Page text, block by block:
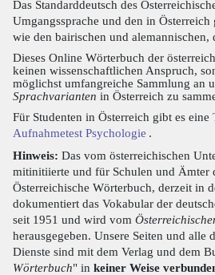
Das Standarddeutsch des
Umgangssprache und den in
wie den bairischen und alemannischen,
Dieses Online Wörterbuch der
keinen wissenschaftlichen Anspruch,
möglichst umfangreiche Sammlung an
Sprachvarianten in Österreich zu
Für Studenten in Österreich gibt es eine
Aufnahmetest Psychologie .
Hinweis: Das vom österreichischen
mitinitiierte und für Schulen und Ämter
Österreichische Wörterbuch, derzeit in
dokumentiert das Vokabular der
seit 1951 und wird vom
herausgegeben. Unsere Seiten und alle
Dienste sind mit dem Verlag und dem
Wörterbuch" in keiner Weise